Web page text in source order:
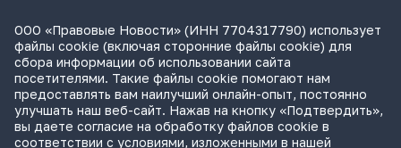
СИП проверит отмену патента на систему управления
устройствами после возражений «Яндекса»
Практика
, 15:17
Суды 10 стран рассматривают иски российской «дочки»
Google о возврате дивидендов
Международная практика
, 14:09
ООО «Правовые Новости» (ИНН 7704317790) использует
файлы cookie (включая сторонние файлы cookie) для
сбора информации об использовании сайта
посетителями. Такие файлы cookie помогают нам
предоставлять вам наилучший онлайн-опыт, постоянно
улучшать наш веб-сайт. Нажав на кнопку «Подтвердить»,
вы даете согласие на обработку файлов cookie в
соответствии с условиями, изложенными в нашей